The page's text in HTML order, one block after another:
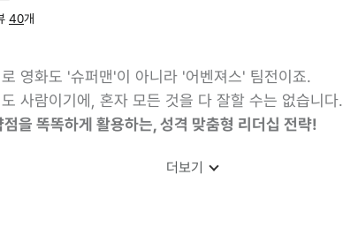
40개
영화도 '슈퍼맨'이 아니라 '어벤져스' 팀전이죠.
사람이기에, 혼자 모든 것을 다 잘할 수는 없습니다.
점을 똑똑하게 활용하는, 성격 맞춤형 리더십 전략!
더보기